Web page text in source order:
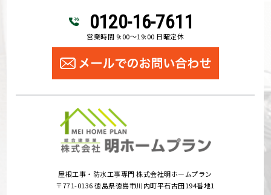
0120-16-7611
営業時間 9:00～19:00 日曜定休
屋根工事・防水工事専門 株式会社明ホームプラン
〒771-0136 徳島県徳島市川内町平石古田194番地1